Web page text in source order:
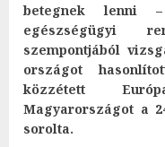
betegnek lenni
egészségügyi
szempontjából
országot
közzétett
Magyarországot a
sorolta.